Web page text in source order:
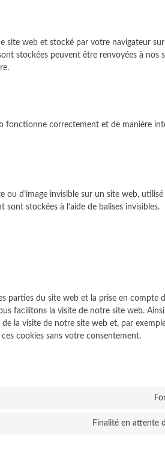
site web et stocké par votre navigateur
stockées peuvent être renvoyées à nos
correctement et de manière
d’image invisible sur un site web,
stockées à l’aide de balises invisibles.
parties du site web et la prise en compte
facilitons la visite de notre site web.
la visite de notre site web et, par
cookies sans votre consentement.
Finalité en attente